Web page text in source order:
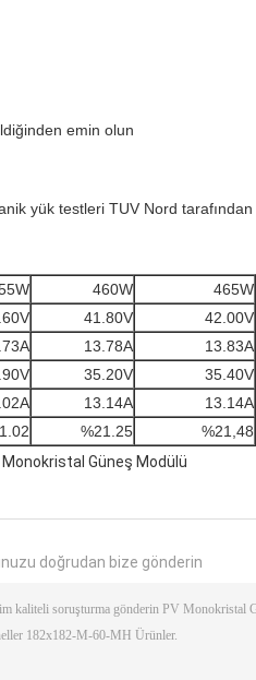
emin olun
yük testleri TUV Nord tarafından
460W
465W
41.80V
42.00V
13.78A
13.83A
35.20V
35.40V
13.14A
13.14A
%21.25 %21,48
Monokristal Güneş Modülü
doğrudan bize gönderin